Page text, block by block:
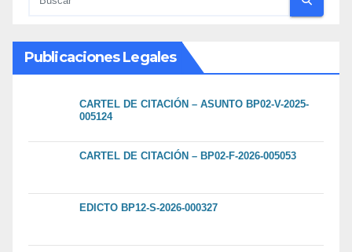
Publicaciones Legales
CARTEL DE CITACIÓN – ASUNTO BP02-V-2025-
005124
CARTEL DE CITACIÓN – BP02-F-2026-005053
EDICTO BP12-S-2026-000327